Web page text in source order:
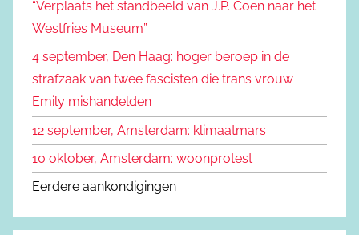
r
:
n
“Verplaats het standbeeld van J.P. Coen naar het
Westfries Museum”
4 september, Den Haag: hoger beroep in de
strafzaak van twee fascisten die trans vrouw
Emily mishandelden
12 september, Amsterdam: klimaatmars
10 oktober, Amsterdam: woonprotest
Eerdere aankondigingen